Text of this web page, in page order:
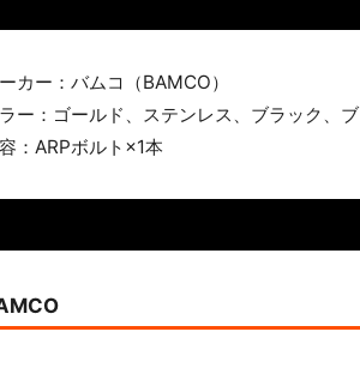
カー：バムコ（BAMCO）
ー：ゴールド、ステンレス、ブラック、
：ARPボルト×1本